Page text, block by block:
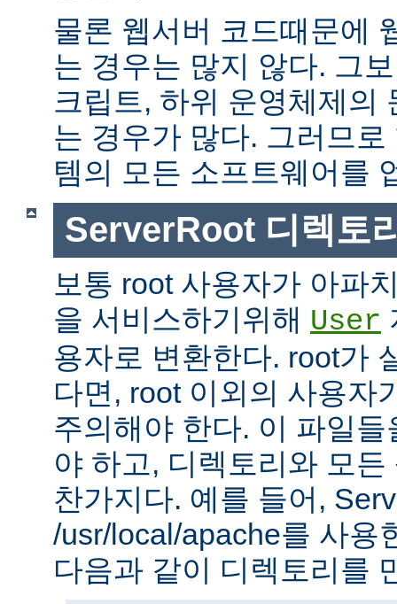
물론 웹서버 코드때문에
는 경우는 많지 않다. 그
크립트, 하위 운영체제의
는 경우가 많다. 그러므
템의 모든 소프트웨어를
ServerRoot 디렉토
보통 root 사용자가 아파
을 서비스하기위해 User
용자로 변환한다. root가
다면, root 이외의 사용자
주의해야 한다. 이 파일
야 하고, 디렉토리와 모
찬가지다. 예를 들어,
/usr/local/apache를 사용
다음과 같이 디렉토리를